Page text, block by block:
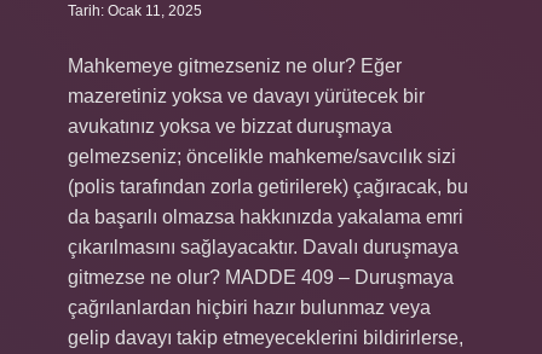
Tarih: Ocak 11, 2025
Mahkemeye gitmezseniz ne olur? Eğer
mazeretiniz yoksa ve davayı yürütecek bir
avukatınız yoksa ve bizzat duruşmaya
gelmezseniz; öncelikle mahkeme/savcılık sizi
(polis tarafından zorla getirilerek) çağıracak, bu
da başarılı olmazsa hakkınızda yakalama emri
çıkarılmasını sağlayacaktır. Davalı duruşmaya
gitmezse ne olur? MADDE 409 – Duruşmaya
çağrılanlardan hiçbiri hazır bulunmaz veya
gelip davayı takip etmeyeceklerini bildirirlerse,